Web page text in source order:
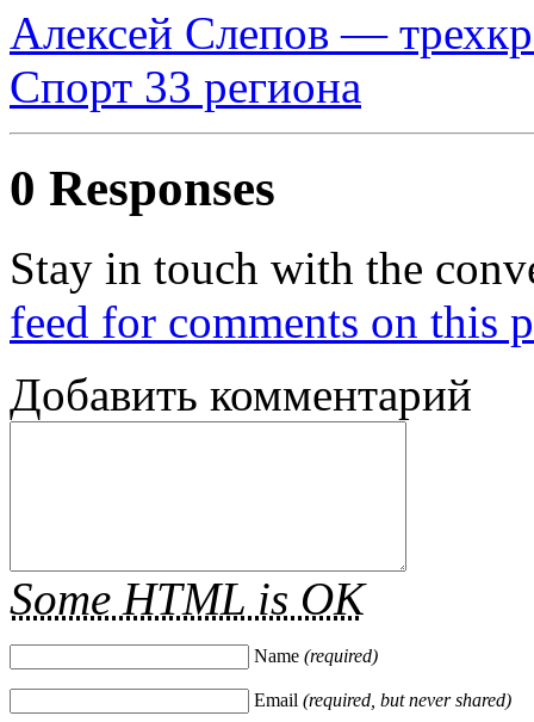
Алексей Слепов —
Спорт 33 региона
0 Responses
Stay in touch with the
feed for comments on this
Добавить комментарий
Some HTML is OK
Name (required)
Email (required, but never shared)